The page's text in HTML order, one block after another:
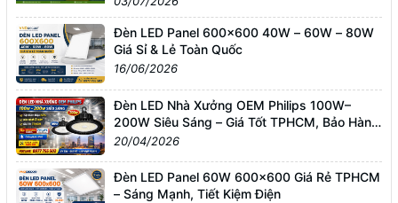
Đèn LED Panel 600x600 40W – 60W – 80W
Giá Sỉ & Lẻ Toàn Quốc
16/06/2026
Đèn LED Nhà Xưởng OEM Philips 100W–
200W Siêu Sáng – Giá Tốt TPHCM, Bảo Hành
3 Năm
20/04/2026
Đèn LED Panel 60W 600x600 Giá Rẻ TPHCM
– Sáng Mạnh, Tiết Kiệm Điện